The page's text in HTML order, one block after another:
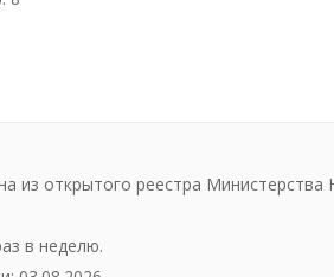
из открытого реестра
в неделю.